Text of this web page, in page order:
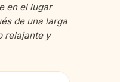
en el lugar
de una larga
relajante y